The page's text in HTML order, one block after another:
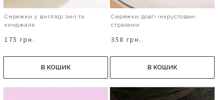
Сережки у вигляді змії та
кинджала
175 грн.
В КОШИК
Сережки довгі інкрустовані
стразами
358 грн.
В КОШИК